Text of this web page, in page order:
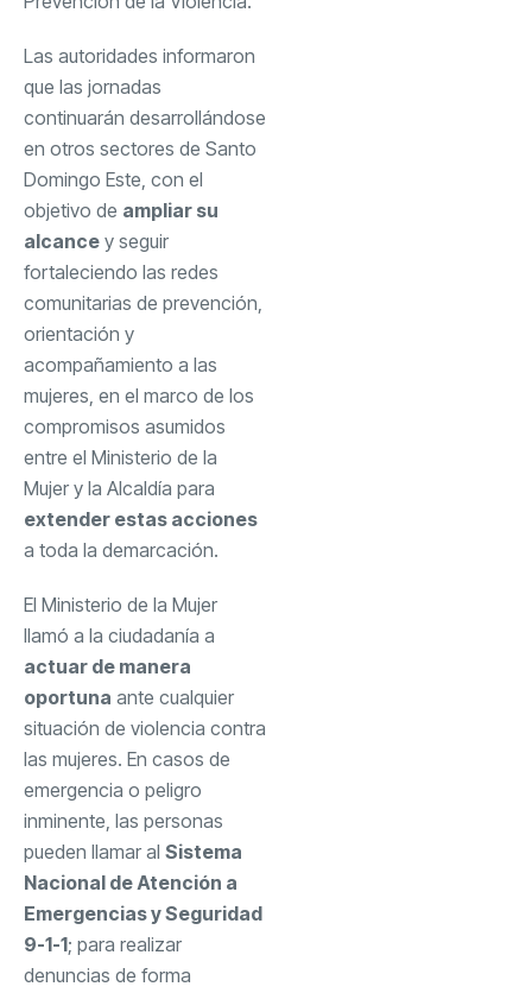
Las autoridades informaron
que las jornadas
continuarán desarrollándose
en otros sectores de Santo
Domingo Este, con el
objetivo de ampliar su
alcance y seguir
fortaleciendo las redes
comunitarias de prevención,
orientación y
acompañamiento a las
mujeres, en el marco de los
compromisos asumidos
entre el Ministerio de la
Mujer y la Alcaldía para
extender estas acciones
a toda la demarcación.
El Ministerio de la Mujer
llamó a la ciudadanía a
actuar de manera
oportuna ante cualquier
situación de violencia contra
las mujeres. En casos de
emergencia o peligro
inminente, las personas
pueden llamar al Sistema
Nacional de Atención a
Emergencias y Seguridad
9-1-1; para realizar
denuncias de forma